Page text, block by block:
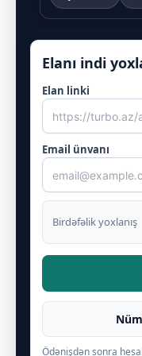
Elanı indi
Elan linki
Email ünvanı
Birdəfəlik yoxlanış
Ödənişdən sonra